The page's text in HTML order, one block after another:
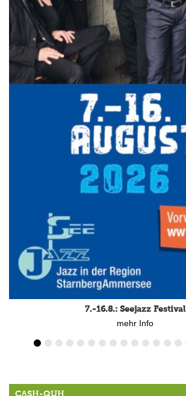
7.-16.8.: Seejazz Festival
mehr Info